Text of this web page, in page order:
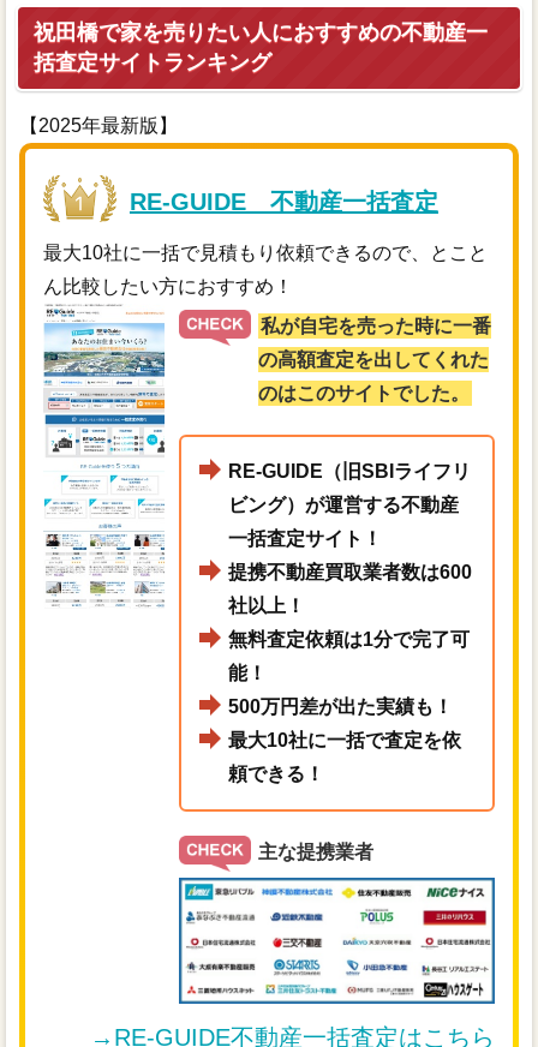
祝田橋で家を売りたい人におすすめの不動産一
括査定サイトランキング
【2025年最新版】
RE-GUIDE 不動産一括査定
最大10社に一括で見積もり依頼できるので、とこと
ん比較したい方におすすめ！
私が自宅を売った時に一番
の高額査定を出してくれた
のはこのサイトでした。
RE-GUIDE（旧SBIライフリ
ビング）が運営する不動産
一括査定サイト！
提携不動産買取業者数は600
社以上！
無料査定依頼は1分で完了可
能！
500万円差が出た実績も！
最大10社に一括で査定を依
頼できる！
主な提携業者
→RE-GUIDE不動産一括査定はこちら